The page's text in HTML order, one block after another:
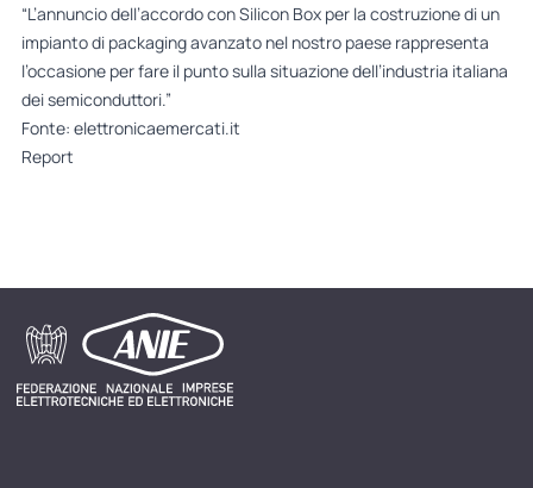
“L’annuncio dell’accordo con Silicon Box per la costruzione di un
impianto di packaging avanzato nel nostro paese rappresenta
l’occasione per fare il punto sulla situazione dell’industria italiana
dei semiconduttori.”
Fonte: elettronicaemercati.it
Report